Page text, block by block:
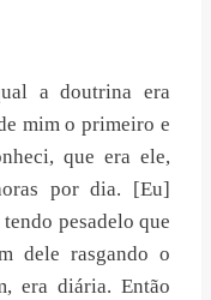
a doutrina era
mim o primeiro e
que era ele,
por dia. [Eu]
pesadelo que
dele rasgando o
era diária. Então